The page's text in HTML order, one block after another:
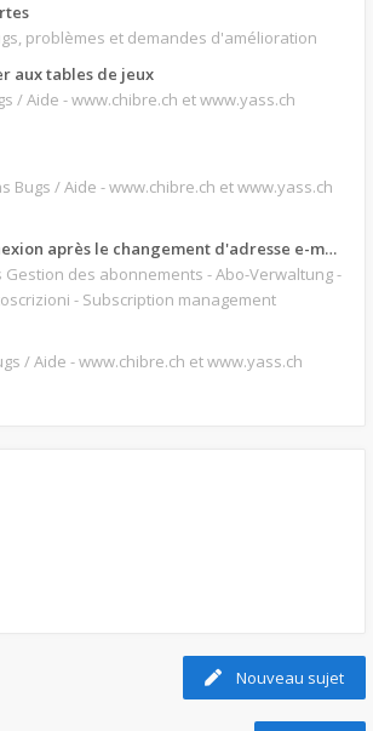
problèmes et demandes d'amélioration
d'entrer aux tables de jeux
/ Aide - www.chibre.ch et www.yass.ch
Bugs / Aide - www.chibre.ch et www.yass.ch
après le changement d'adresse e-mail.
Gestion des abonnements - Abo-Verwaltung -
- Subscription management
/ Aide - www.chibre.ch et www.yass.ch
Nouveau sujet